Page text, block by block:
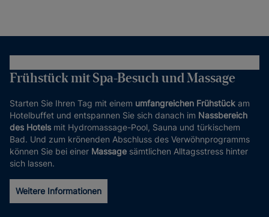
Frühstück mit Spa-Besuch und Massage
Starten Sie Ihren Tag mit einem umfangreichen Frühstück am
Hotelbuffet und entspannen Sie sich danach im Nassbereich
des Hotels mit Hydromassage-Pool, Sauna und türkischem
Bad. Und zum krönenden Abschluss des Verwöhnprogramms
können Sie bei einer Massage sämtlichen Alltagsstress hinter
sich lassen.
Weitere Informationen